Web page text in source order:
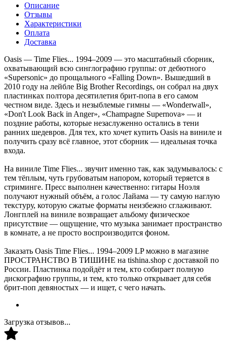
Описание
Отзывы
Характеристики
Оплата
Доставка
Oasis — Time Flies... 1994–2009 — это масштабный сборник,
охватывающий всю синглографию группы: от дебютного
«Supersonic» до прощального «Falling Down». Вышедший в
2010 году на лейбле Big Brother Recordings, он собрал на двух
пластинках полтора десятилетия брит-попа в его самом
честном виде. Здесь и незыблемые гимны — «Wonderwall»,
«Don't Look Back in Anger», «Champagne Supernova» — и
поздние работы, которые незаслуженно остались в тени
ранних шедевров. Для тех, кто хочет купить Oasis на виниле и
получить сразу всё главное, этот сборник — идеальная точка
входа.
На виниле Time Flies... звучит именно так, как задумывалось: с
тем тёплым, чуть грубоватым напором, который теряется в
стриминге. Пресс выполнен качественно: гитары Ноэля
получают нужный объём, а голос Лайама — ту самую наглую
текстуру, которую сжатые форматы неизбежно сглаживают.
Лонгплей на виниле возвращает альбому физическое
присутствие — ощущение, что музыка занимает пространство
в комнате, а не просто воспроизводится фоном.
Заказать Oasis Time Flies... 1994–2009 LP можно в магазине
ПРОСТРАНСТВО В ТИШИНЕ на tishina.shop с доставкой по
России. Пластинка подойдёт и тем, кто собирает полную
дискографию группы, и тем, кто только открывает для себя
брит-поп девяностых — и ищет, с чего начать.
Загрузка отзывов...